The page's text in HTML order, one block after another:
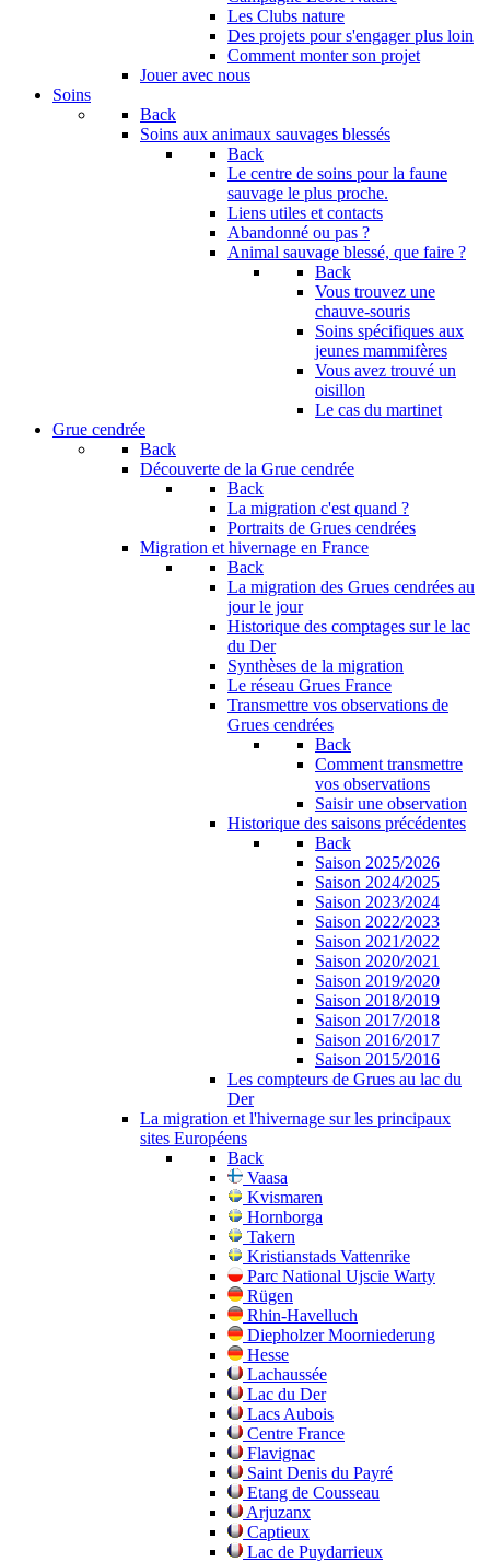
Les Clubs nature
Des projets pour s'engager plus loin
Comment monter son projet
Jouer avec nous
Soins
Back
Soins aux animaux sauvages blessés
Back
Le centre de soins pour la faune
sauvage le plus proche.
Liens utiles et contacts
Abandonné ou pas ?
Animal sauvage blessé, que faire ?
Back
Vous trouvez une
chauve-souris
Soins spécifiques aux
jeunes mammifères
Vous avez trouvé un
oisillon
Le cas du martinet
Grue cendrée
Back
Découverte de la Grue cendrée
Back
La migration c'est quand ?
Portraits de Grues cendrées
Migration et hivernage en France
Back
La migration des Grues cendrées au
jour le jour
Historique des comptages sur le lac
du Der
Synthèses de la migration
Le réseau Grues France
Transmettre vos observations de
Grues cendrées
Back
Comment transmettre
vos observations
Saisir une observation
Historique des saisons précédentes
Back
Saison 2025/2026
Saison 2024/2025
Saison 2023/2024
Saison 2022/2023
Saison 2021/2022
Saison 2020/2021
Saison 2019/2020
Saison 2018/2019
Saison 2017/2018
Saison 2016/2017
Saison 2015/2016
Les compteurs de Grues au lac du
Der
La migration et l'hivernage sur les principaux
sites Européens
Back
Vaasa
Kvismaren
Hornborga
Takern
Kristianstads Vattenrike
Parc National Ujscie Warty
Rügen
Rhin-Havelluch
Diepholzer Moorniederung
Hesse
Lachaussée
Lac du Der
Lacs Aubois
Centre France
Flavignac
Saint Denis du Payré
Etang de Cousseau
Arjuzanx
Captieux
Lac de Puydarrieux